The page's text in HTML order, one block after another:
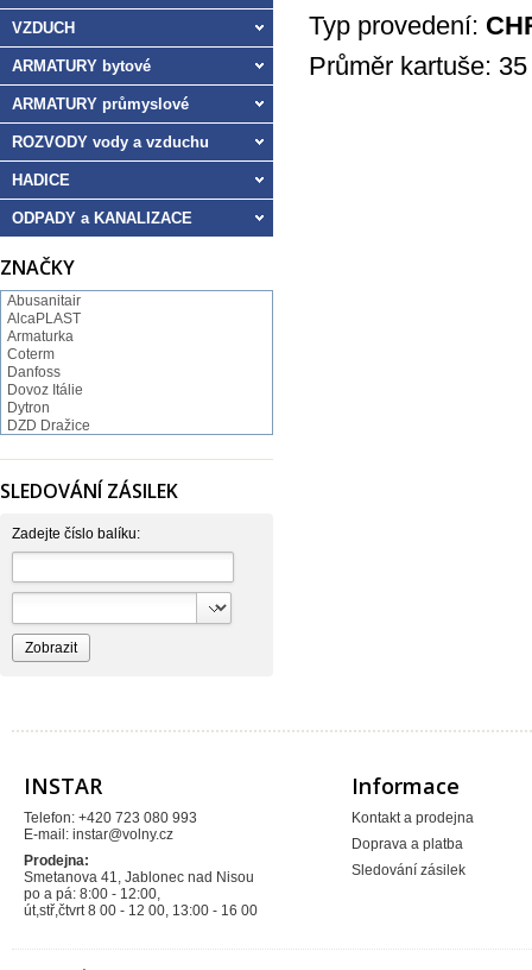
Typ provedení:
Průměr kartuše:
VZDUCH
ARMATURY bytové
ARMATURY průmyslové
ROZVODY vody a vzduchu
HADICE
ODPADY a KANALIZACE
ZNAČKY
Abusanitair
AlcaPLAST
Armaturka
Coterm
Danfoss
Dovoz Itálie
Dytron
DZD Dražice
GEBO
Hutterer & Lechner
JB SANITARY
JIKA
NORMA
RAV Slezák
Rothenberger
Sagittarius
Vagnerplast
SLEDOVÁNÍ ZÁSILEK
Zadejte číslo balíku:
INSTAR
Telefon: +420 723 080 993
E-mail: instar@volny.cz
Prodejna:
Smetanova 41, Jablonec nad Nisou
po a pá: 8:00 - 12:00,
út,stř,čtvrt 8 00 - 12 00, 13:00 - 16 00
Informace
Kontakt a prodejna
Doprava a platba
Sledování zásilek